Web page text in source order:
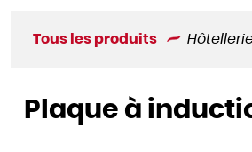
Tous les produits
Plaque à